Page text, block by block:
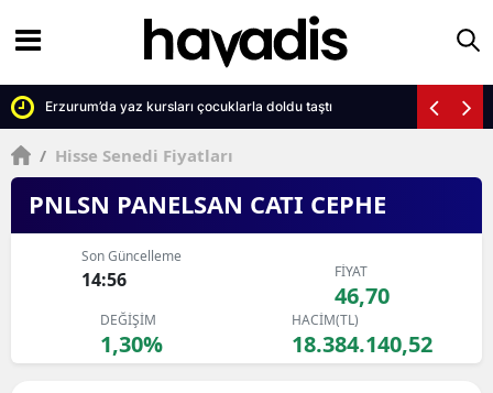
Erzurum’da yaz kursları çocuklarla doldu taştı
/ Hisse Senedi Fiyatları
PNLSN PANELSAN CATI CEPHE
Son Güncelleme
14:56 FİYAT
46,70
DEĞİŞİM
1,30%
HACİM(TL)
18.384.140,52